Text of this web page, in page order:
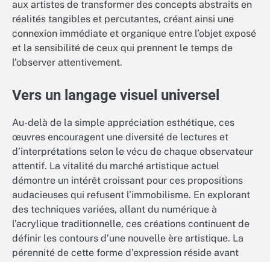
aux artistes de transformer des concepts abstraits en
réalités tangibles et percutantes, créant ainsi une
connexion immédiate et organique entre l’objet exposé
et la sensibilité de ceux qui prennent le temps de
l’observer attentivement.
Vers un langage visuel universel
Au-delà de la simple appréciation esthétique, ces
œuvres encouragent une diversité de lectures et
d’interprétations selon le vécu de chaque observateur
attentif. La vitalité du marché artistique actuel
démontre un intérêt croissant pour ces propositions
audacieuses qui refusent l’immobilisme. En explorant
des techniques variées, allant du numérique à
l’acrylique traditionnelle, ces créations continuent de
définir les contours d’une nouvelle ère artistique. La
pérennité de cette forme d’expression réside avant